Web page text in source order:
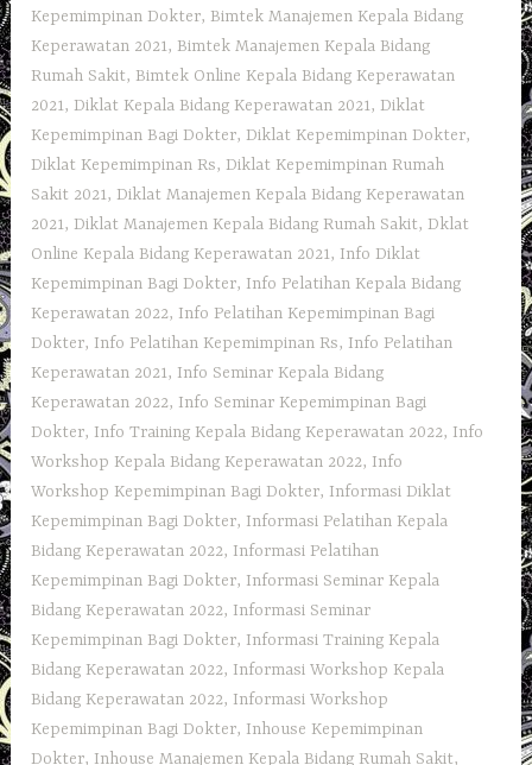
Kepemimpinan Dokter, Bimtek Manajemen Kepala Bidang
Keperawatan 2021, Bimtek Manajemen Kepala Bidang
Rumah Sakit, Bimtek Online Kepala Bidang Keperawatan
2021,Diklat Kepala Bidang Keperawatan 2021,Diklat
Kepemimpinan Bagi Dokter,Diklat Kepemimpinan Dokter,
Diklat Kepemimpinan Rs,Diklat Kepemimpinan Rumah
Sakit 2021,Diklat Manajemen Kepala Bidang Keperawatan
2021,Diklat Manajemen Kepala Bidang Rumah Sakit,Dklat
Online Kepala Bidang Keperawatan 2021, Info Diklat
Kepemimpinan Bagi Dokter, Info Pelatihan Kepala Bidang
Keperawatan 2022, Info Pelatihan Kepemimpinan Bagi
Dokter, Info Pelatihan Kepemimpinan Rs, Info Pelatihan
Keperawatan 2021, Info Seminar Kepala Bidang
Keperawatan 2022, Info Seminar Kepemimpinan Bagi
Dokter, Info Training Kepala Bidang Keperawatan 2022, Info
Workshop Kepala Bidang Keperawatan 2022, Info
Workshop Kepemimpinan Bagi Dokter, Informasi Diklat
Kepemimpinan Bagi Dokter, Informasi Pelatihan Kepala
Bidang Keperawatan 2022, Informasi Pelatihan
Kepemimpinan Bagi Dokter, Informasi Seminar Kepala
Bidang Keperawatan 2022, Informasi Seminar
Kepemimpinan Bagi Dokter, Informasi Training Kepala
Bidang Keperawatan 2022, Informasi Workshop Kepala
Bidang Keperawatan 2022, Informasi Workshop
Kepemimpinan Bagi Dokter, Inhouse Kepemimpinan
Dokter, Inhouse Manajemen Kepala Bidang Rumah Sakit,